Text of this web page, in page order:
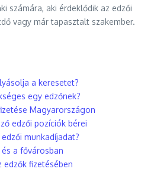
számára, aki érdeklődik az edzői
vagy már tapasztalt szakember.
a keresetet?
egy edzőnek?
Magyarországon
edzői pozíciók bérei
munkadíjadat?
a fővárosban
edzők fizetésében